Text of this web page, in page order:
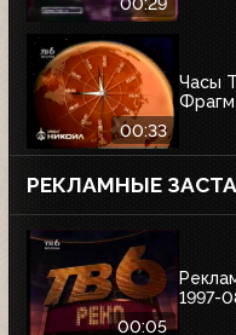
00:33
Часы
РЕКЛАМНЫЕ
00:05
1997-